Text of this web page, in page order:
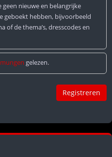
nieuwe en belangrijke
geboekt hebben, bijvoorbeeld
of de thema’s, dresscodes en
gelezen.